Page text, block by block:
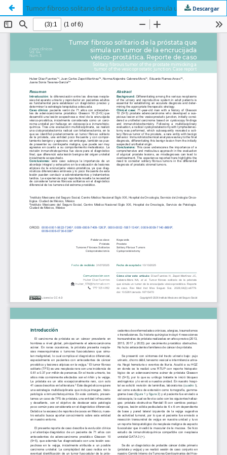
Tumor fibroso solitario de la próstata que simula un tumor de la encrucijada vésico-prostática. Reporte de caso
Descargar